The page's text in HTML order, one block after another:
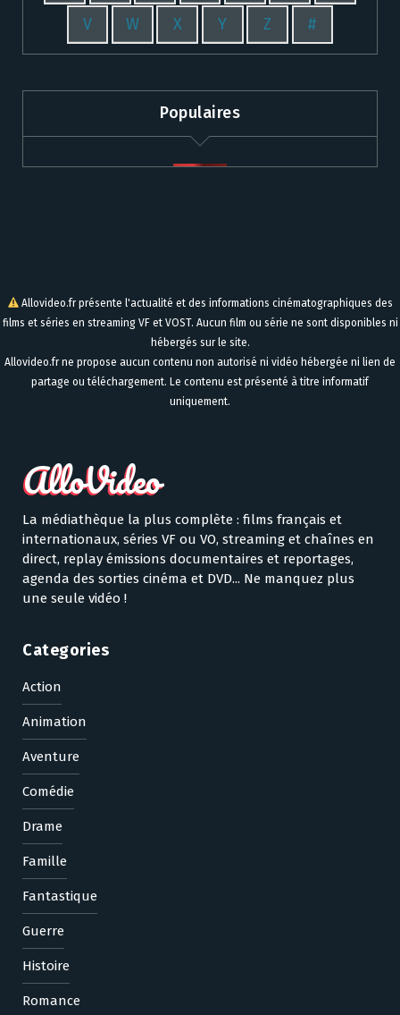
V W X Y Z #
Populaires
Allovideo.fr présente l'actualité et des informations cinématographiques des
films et séries en streaming VF et VOST. Aucun film ou série ne sont disponibles ni
hébergés sur le site.
Allovideo.fr ne propose aucun contenu non autorisé ni vidéo hébergée ni lien de
partage ou téléchargement. Le contenu est présenté à titre informatif
uniquement.
La médiathèque la plus complète : films français et
internationaux, séries VF ou VO, streaming et chaînes en
direct, replay émissions documentaires et reportages,
agenda des sorties cinéma et DVD... Ne manquez plus
une seule vidéo !
Categories
Action
Animation
Aventure
Comédie
Drame
Famille
Fantastique
Guerre
Histoire
Romance